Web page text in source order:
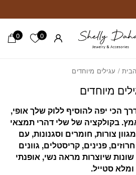
0 הרשימה
0
/ עגילים מיוחדים
מיוחדים
הכי יפה להוסיף ללוק שלך אופי,
בקולקציה של שלי דהרי תמצאי
צורות, חומרים וסגנונות, עם
פנינים, קריסטלים, גוונים
שיוצרות מראה נשי, אופנתי
ומלא סטייל.